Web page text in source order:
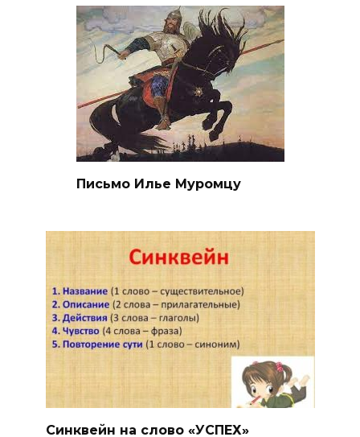
Письмо Илье Муромцу
Синквейн на слово «УСПЕХ»